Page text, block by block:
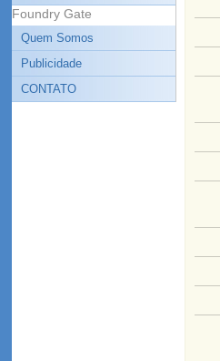
Foundry Gate
Quem Somos
Publicidade
CONTATO